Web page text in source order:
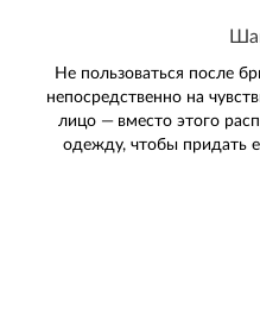
Не пользоваться после
непосредственно на
лицо — вместо этого
одежду, чтобы придать